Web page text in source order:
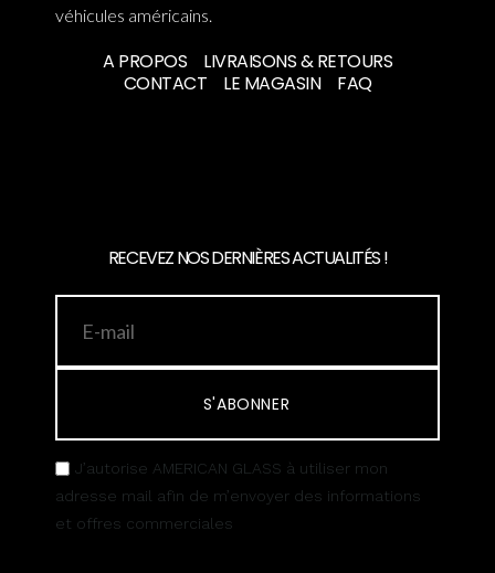
véhicules américains.
A PROPOS
LIVRAISONS & RETOURS
CONTACT
LE MAGASIN FAQ
RECEVEZ NOS DERNIÈRES ACTUALITÉS !
S'ABONNER
J’autorise AMERICAN GLASS à utiliser mon
adresse mail afin de m’envoyer des informations
et offres commerciales